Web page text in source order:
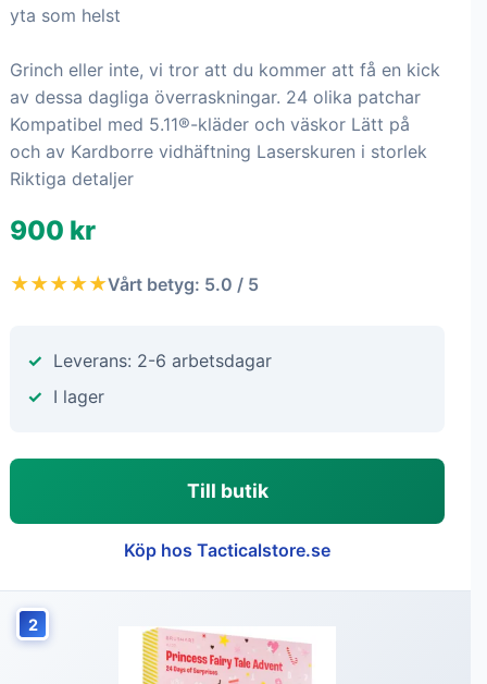
yta som helst
Grinch eller inte, vi tror att du kommer att få en kick
av dessa dagliga överraskningar. 24 olika patchar
Kompatibel med 5.11®-kläder och väskor Lätt på
och av Kardborre vidhäftning Laserskuren i storlek
Riktiga detaljer
900 kr
★★★★★Vårt betyg: 5.0 / 5
Leverans: 2-6 arbetsdagar
I lager
Till butik
Köp hos Tacticalstore.se
2